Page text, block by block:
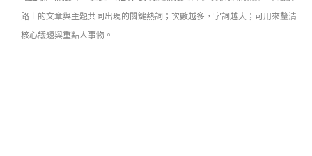
路上的文章與主題共同出現的關鍵熱詞；次數越多，字詞越大；可用來釐清
核心議題與重點人事物。